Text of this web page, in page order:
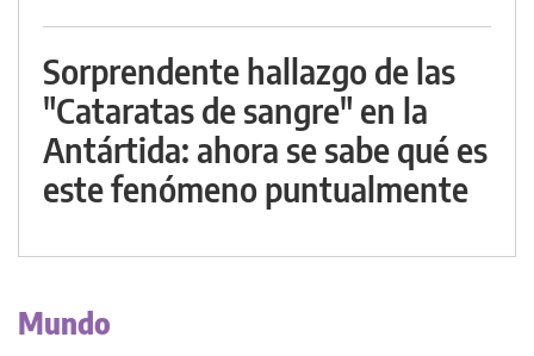
Sorprendente hallazgo de las
"Cataratas de sangre" en la
Antártida: ahora se sabe qué es
este fenómeno puntualmente
Mundo